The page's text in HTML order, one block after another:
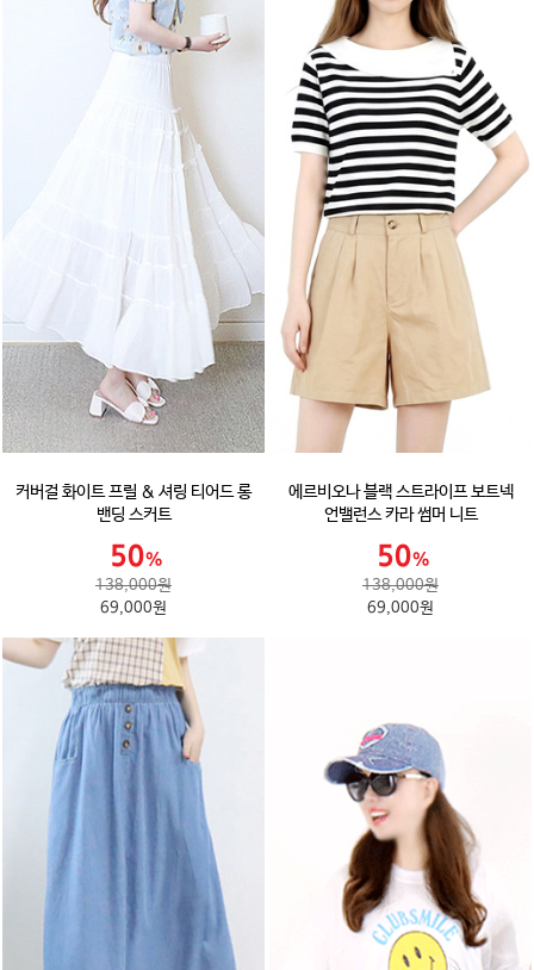
커버걸 화이트 프릴 & 셔링 티어드 롱
밴딩 스커트
138,000원
69,000원
에르비오나 블랙 스트라이프 보트넥
언밸런스 카라 썸머 니트
138,000원
69,000원